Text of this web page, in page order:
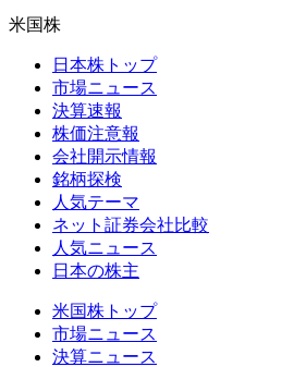
米国株
日本株トップ
市場ニュース
決算速報
株価注意報
会社開示情報
銘柄探検
人気テーマ
ネット証券会社比較
人気ニュース
日本の株主
米国株トップ
市場ニュース
決算ニュース